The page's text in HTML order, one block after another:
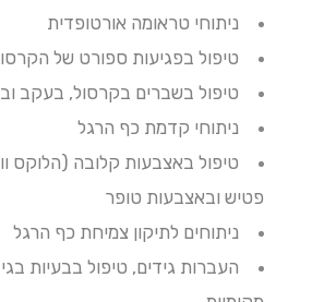
ניתוחי טראומה אורטופדית
טיפול בפגיעות ספורט של
טיפול בשברים בקרסול, בעקב
ניתוחי קדמת כף הרגל
טיפול באצבעות קלובה (הלוקס
פטיש ובאצבעות טופר
ניתוחים לתיקון צמיחת כף הרגל
העברות גידים, טיפול בבעיות